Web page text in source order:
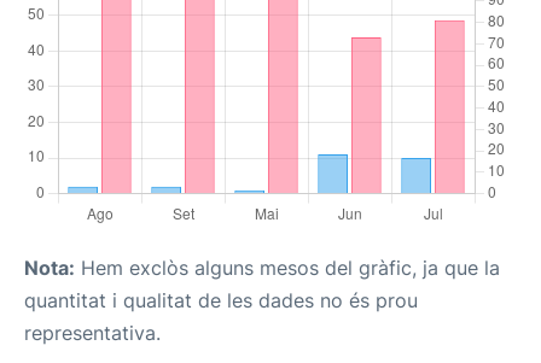
Nota: Hem exclòs alguns mesos del gràfic, ja que la
quantitat i qualitat de les dades no és prou
representativa.